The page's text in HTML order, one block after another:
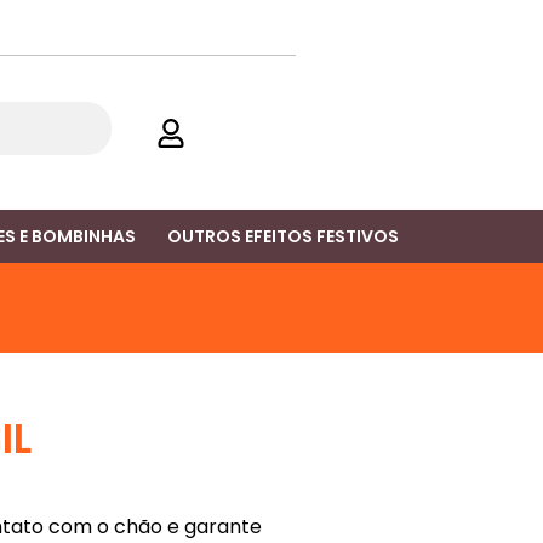
E BOMBINHAS OUTROS EFEITOS FESTIVOS
com o chão e garante